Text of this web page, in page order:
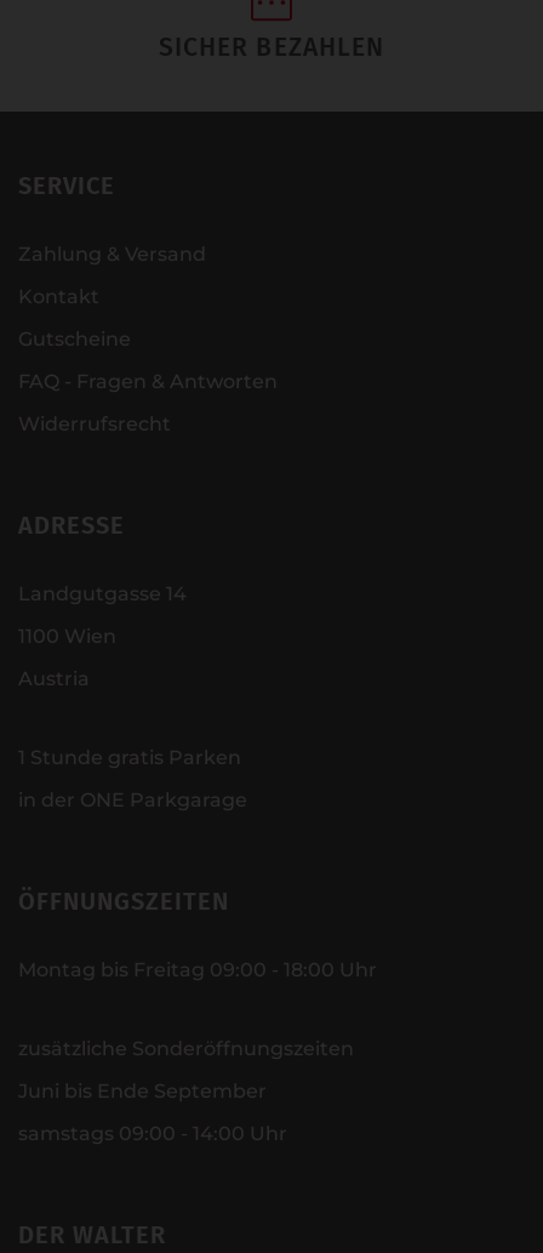
SICHER BEZAHLEN
SERVICE
Zahlung & Versand
Kontakt
Gutscheine
FAQ - Fragen & Antworten
Widerrufsrecht
ADRESSE
Landgutgasse 14
1100 Wien
Austria
1 Stunde gratis Parken
in der ONE Parkgarage
ÖFFNUNGSZEITEN
Montag bis Freitag 09:00 - 18:00 Uhr
zusätzliche Sonderöffnungszeiten
Juni bis Ende September
samstags 09:00 - 14:00 Uhr
DER WALTER